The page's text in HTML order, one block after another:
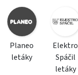
Planeo
letáky
Elektro
Spáčil
letáky